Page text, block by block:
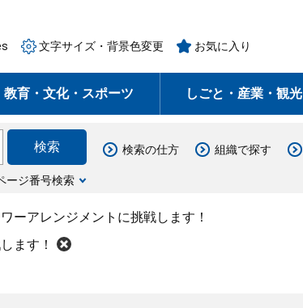
文字サイズ・背景色変更 お気に入り
教育・文化・スポーツ しごと・産業・観光
ージ番号検索
検索の仕方 組織で探す
ーアレンジメントに挑戦します！
ます！